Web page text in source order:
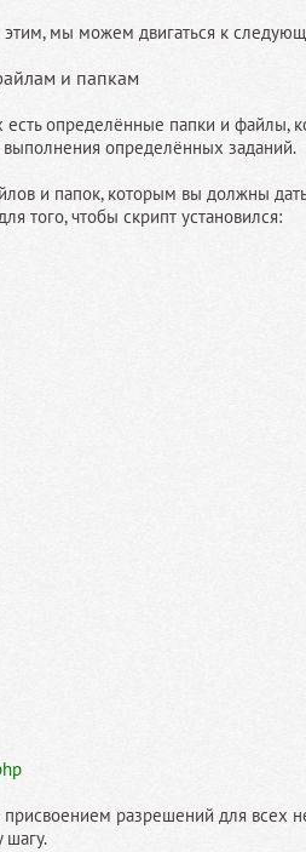
этим, мы можем двигаться к
и папкам
есть определённые папки и файлы,
определённых заданий.
и папок, которым вы должны
того, чтобы скрипт установился:
присвоением разрешений для всех